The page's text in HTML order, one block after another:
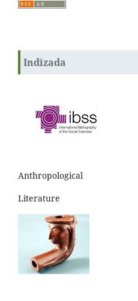
Indizada
Anthropological
Literature